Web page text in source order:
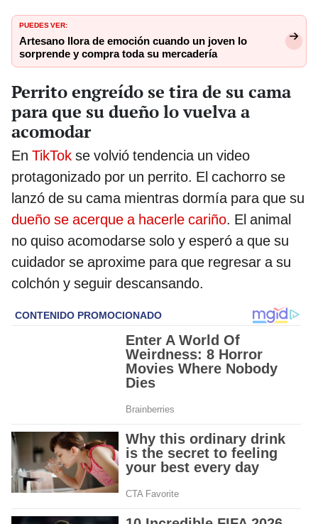
PUEDES VER:
Artesano llora de emoción cuando un joven lo
sorprende y compra toda su mercadería
Perrito engreído se tira de su cama
para que su dueño lo vuelva a
acomodar
En TikTok se volvió tendencia un video
protagonizado por un perrito. El cachorro se
lanzó de su cama mientras dormía para que su
dueño se acerque a hacerle cariño. El animal
no quiso acomodarse solo y esperó a que su
cuidador se aproxime para que regresar a su
colchón y seguir descansando.